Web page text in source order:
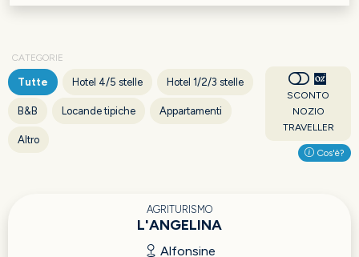
CATEGORIE
Tutte Hotel 4/5 stelle Hotel 1/2/3 stelle
B&B Locande tipiche Appartamenti
Altro
SCONTO
NOZIO
TRAVELLER
Cos'è?
AGRITURISMO
L'ANGELINA
Alfonsine